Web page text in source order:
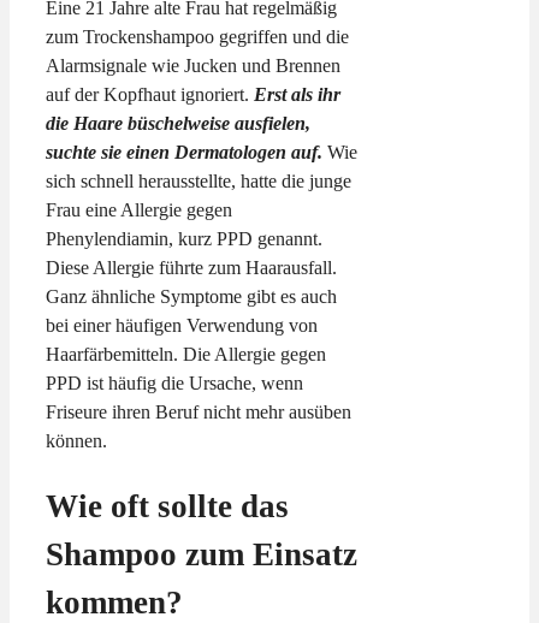
Eine 21 Jahre alte Frau hat regelmäßig
zum Trockenshampoo gegriffen und die
Alarmsignale wie Jucken und Brennen
auf der Kopfhaut ignoriert. Erst als ihr
die Haare büschelweise ausfielen,
suchte sie einen Dermatologen auf. Wie
sich schnell herausstellte, hatte die junge
Frau eine Allergie gegen
Phenylendiamin, kurz PPD genannt.
Diese Allergie führte zum Haarausfall.
Ganz ähnliche Symptome gibt es auch
bei einer häufigen Verwendung von
Haarfärbemitteln. Die Allergie gegen
PPD ist häufig die Ursache, wenn
Friseure ihren Beruf nicht mehr ausüben
können.
Wie oft sollte das
Shampoo zum Einsatz
kommen?